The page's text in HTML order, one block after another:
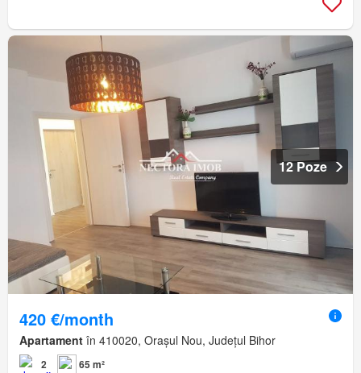
12 Poze
420 €/month
Apartament în 410020, Orașul Nou, Județul Bihor
2
65 m²